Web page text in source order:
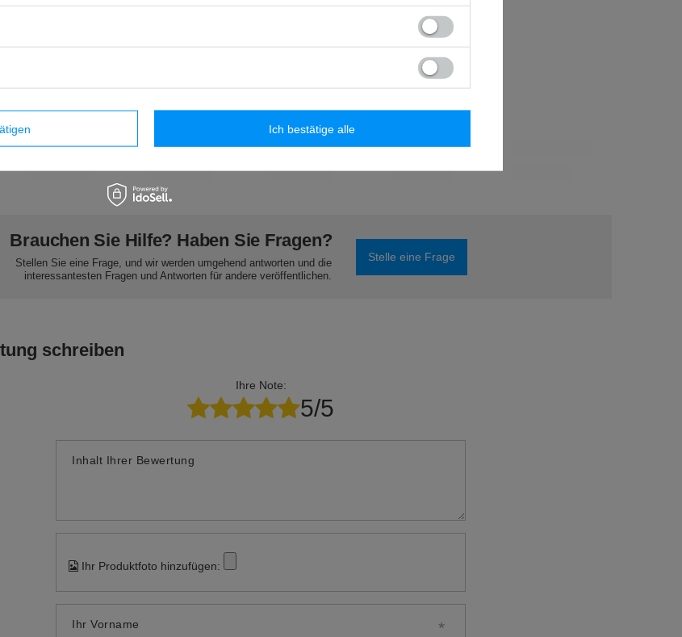
Dekorationsquasten
Baumwollfransen
WP - 50 (20 m)
Dekorationsquasten
Brauchen Sie Hilfe? Haben Sie Fragen?
Stellen Sie eine Frage, und wir werden umgehend antworten und die
interessantesten Fragen und Antworten für andere veröffentlichen.
5/5
Ich bestätige alle